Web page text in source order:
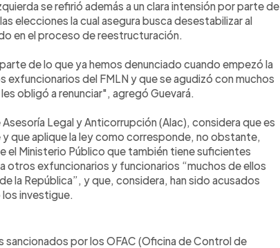
se refirió además a un clara intensión por parte de
elecciones la cual asegura busca desestabilizar al
en el proceso de reestructuración.
de lo que ya hemos denunciado cuando empezó la
exfuncionarios del FMLN y que se agudizó con muchos
obligó a renunciar", agregó Guevará.
Legal y Anticorrupción (Alac), considera que es
que aplique la ley como corresponde, no obstante,
el Ministerio Público que también tiene suficientes
otros exfuncionarios y funcionarios “muchos de ellos
la República”, y que, considera, han sido acusados
investigue.
sancionados por los OFAC (Oficina de Control de